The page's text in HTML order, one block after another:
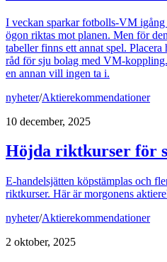
I veckan sparkar fotbolls-VM
ögon riktas mot planen. Men för
tabeller finns ett annat spel.
råd för sju bolag med VM-
en annan vill ingen ta i.
nyheter/Aktierekommendationer
10 december, 2025
Höjda riktkurser för
E-handelsjätten köpstämplas och
riktkurser. Här är morgonens
nyheter/Aktierekommendationer
2 oktober, 2025